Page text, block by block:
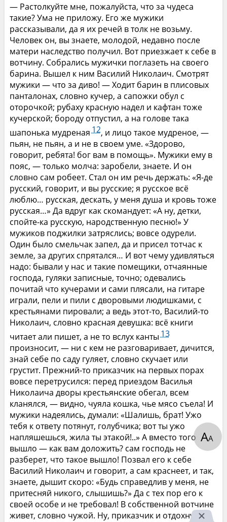
— Растолкуйте мне, пожалуйста, что за чудеса
такие? Ума не приложу. Его же мужики
рассказывали, да я их речей в толк не возьму.
Человек он, вы знаете, молодой, недавно после
матери наследство получил. Вот приезжает к себе в
вотчину. Собрались мужички поглазеть на своего
барина. Вышел к ним Василий Николаич. Смотрят
мужики — что за диво! — Ходит барин в плисовых
панталонах, словно кучер, а сапожки обул с
оторочкой; рубаху красную надел и кафтан тоже
кучерской; бороду отпустил, а на голове така
шапонька мудреная 12, и лицо такое мудреное, —
пьян, не пьян, а и не в своем уме. «Здорово,
говорит, ребята! бог вам в помощь». Мужики ему в
пояс, — только молча: заробели, знаете. И он
словно сам робеет. Стал он им речь держать: «Я-де
русский, говорит, и вы русские; я русское всё
люблю… русская, дескать, у меня душа и кровь тоже
русская…» Да вдруг как скомандует: «А ну, детки,
спойте-ка русскую, народственную песню!» У
мужиков поджилки затряслись; вовсе одурели.
Один было смельчак запел, да и присел тотчас к
земле, за других спрятался… И вот чему удивляться
надо: бывали у нас и такие помещики, отчаянные
господа, гуляки записные, точно; одевались
почитай что кучерами и сами плясали, на гитаре
играли, пели и пили с дворовыми людишками, с
крестьянами пировали; а ведь этот-то, Василий-то
Николаич, словно красная девушка: всё книги
читает али пишет, а не то вслух канты 13
произносит, — ни с кем не разговаривает, дичится,
знай себе по саду гуляет, словно скучает или
грустит. Прежний-то приказчик на первых порах
вовсе перетрусился: перед приездом Василья
Николаича дворы крестьянские обегал, всем
кланялся, — видно, чуяла кошка, чье мясо съела! И
мужики надеялись, думали: «Шалишь, брат! Ужо
тебя к ответу потянут, голубчика; вот ты ужо
напляшешься, жила ты этакой!..» А вместо того
вышло — как вам доложить? сам господь не
разберет, что такое вышло! Позвал его к себе
Василий Николаич и говорит, а сам краснеет, и так,
знаете, дышит скоро: «Будь справедлив у меня, не
притесняй никого, слышишь?» Да с тех пор его к
своей особе и не требовал! В собственной вотчине
живет, словно чужой. Ну, приказчик и отдохнул; а
АА